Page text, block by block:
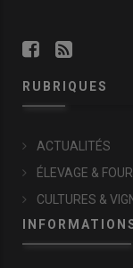
RUBRIQUES
ACTUALITÉS
ÉLEVAGE &
CULTURES &